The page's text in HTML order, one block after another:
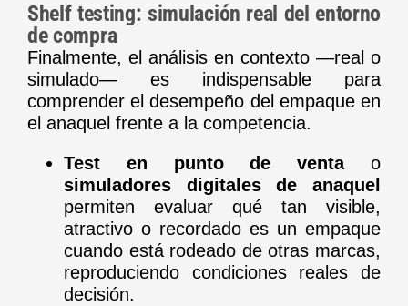
Shelf testing: simulación real del entorno
de compra
Finalmente, el análisis en contexto —real o
simulado— es indispensable para
comprender el desempeño del empaque en
el anaquel frente a la competencia.
Test en punto de ventao
simuladores digitales de anaquel
permiten evaluar qué tan visible,
atractivo o recordado es un empaque
cuando está rodeado de otras marcas,
reproduciendo condiciones reales de
decisión.